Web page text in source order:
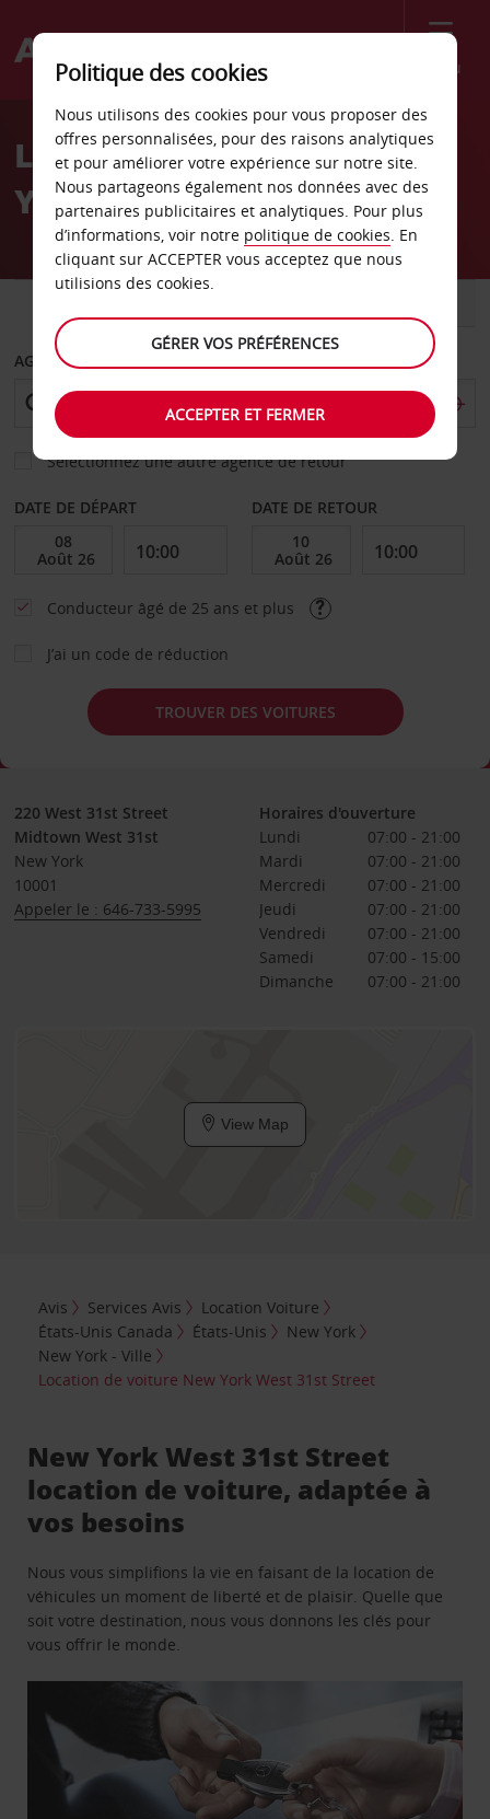
Menu
Welcome
AvisLocation de voiture New
York West 31st Street
AGENCE DE DÉPART
Sélectionnez une autre agence de retour
DATE DE DÉPART DATE DE RETOUR
Conducteur âgé de 25 ans et plus
J’ai un code de réduction
TROUVER DES VOITURES
220 West 31st Street
Midtown West 31st
New York
10001
Appeler le : 646-733-5995
Horaires d'ouverture
Lundi
07:00 - 21:00
Mardi
07:00 - 21:00
Mercredi
07:00 - 21:00
Jeudi
07:00 - 21:00
Vendredi
07:00 - 21:00
Samedi
07:00 - 15:00
Dimanche
07:00 - 21:00
View Map
Avis Services Avis
Location Voiture
États-Unis Canada
États-Unis
New York
New York - Ville
Location de voiture New York West 31st Street
New York West 31st Street
location de voiture, adaptée à
vos besoins
Nous vous simplifions la vie en faisant de la location de
véhicules un moment de liberté et de plaisir. Quelle que
soit votre destination, nous vous donnons les clés pour
vous offrir le monde.
Politique des cookies
Nous utilisons des cookies pour vous proposer des
offres personnalisées, pour des raisons analytiques
et pour améliorer votre expérience sur notre site.
Nous partageons également nos données avec des
partenaires publicitaires et analytiques. Pour plus
d’informations, voir notre politique de cookies. En
cliquant sur ACCEPTER vous acceptez que nous
utilisions des cookies.
GÉRER VOS PRÉFÉRENCES
ACCEPTER ET FERMER